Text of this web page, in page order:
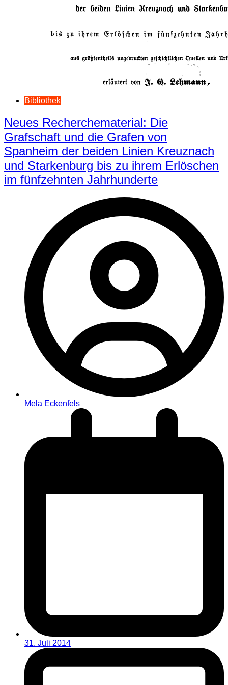
Bibliothek
Neues Recherchematerial: Die
Grafschaft und die Grafen von
Spanheim der beiden Linien Kreuznach
und Starkenburg bis zu ihrem Erlöschen
im fünfzehnten Jahrhunderte
Mela Eckenfels
31. Juli 2014